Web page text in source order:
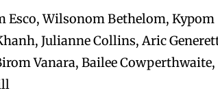
Esco, Wilsonom Bethelom, Kypom
Julianne Collins, Aric
Vanara, Bailee Cowperthwaite,